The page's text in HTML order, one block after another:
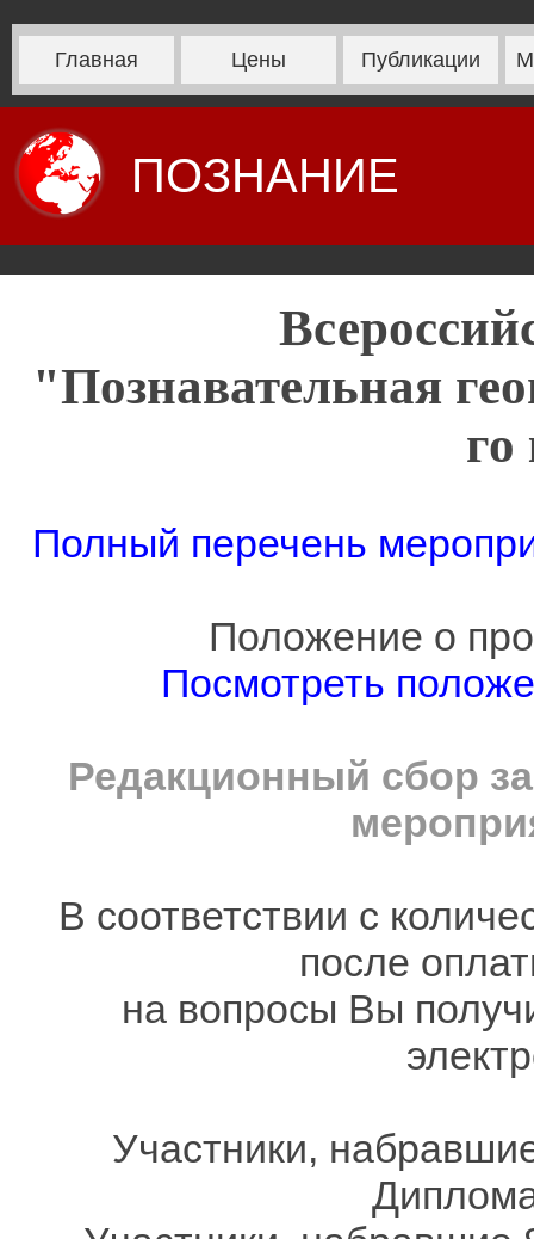
Главная Цены Публикации
ПОЗНАНИЕ
"Познавательная
го
Полный перечень
Положение о
Посмотреть
Редакционный сбор
В соответствии с
после
на вопросы Вы
Участники,